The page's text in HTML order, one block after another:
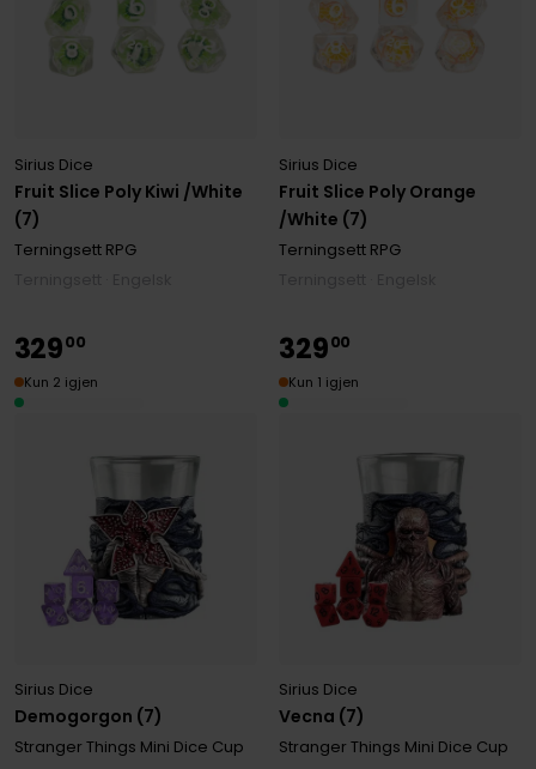
Fruit Slice Poly Kiwi /White
(7)
Sirius Dice
Terningsett RPG
Fruit Slice Poly Orange
/White (7)
Sirius Dice
Terningsett RPG
Demogorgon (7)
Sirius Dice
Stranger Things Mini Dice Cup
32900
Kun 2 igjen
Vecna (7)
Sirius Dice
Stranger Things Mini Dice Cup
32900
Kun 1 igjen